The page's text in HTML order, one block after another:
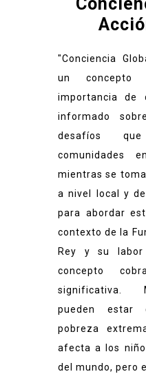
"Conciencia
un
importancia de
informado
desafíos
comunidades
mientras se
a nivel local y
para abordar
contexto de la
Rey y su labor
concepto
significativa.
pueden estar
pobreza
afecta a los
del mundo, pero